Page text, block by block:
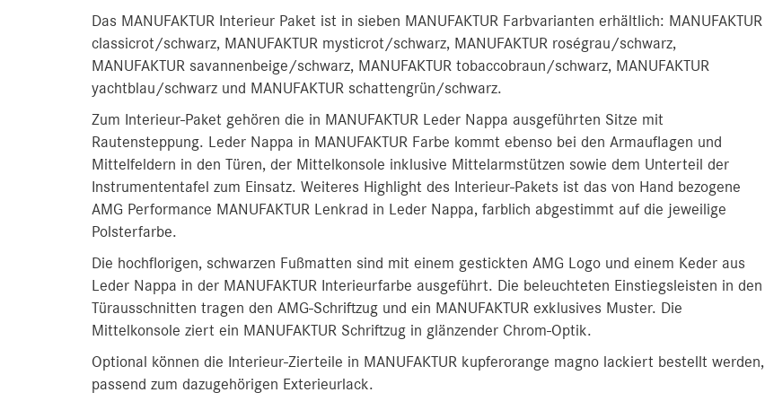
Das MANUFAKTUR Interieur Paket ist in sieben MANUFAKTUR Farbvarianten erhältlich: MANUFAKTUR
classicrot/schwarz, MANUFAKTUR mysticrot/schwarz, MANUFAKTUR roségrau/schwarz,
MANUFAKTUR savannenbeige/schwarz, MANUFAKTUR tobaccobraun/schwarz, MANUFAKTUR
yachtblau/schwarz und MANUFAKTUR schattengrün/schwarz.
Zum Interieur-Paket gehören die in MANUFAKTUR Leder Nappa ausgeführten Sitze mit
Rautensteppung. Leder Nappa in MANUFAKTUR Farbe kommt ebenso bei den Armauflagen und
Mittelfeldern in den Türen, der Mittelkonsole inklusive Mittelarmstützen sowie dem Unterteil der
Instrumententafel zum Einsatz. Weiteres Highlight des Interieur-Pakets ist das von Hand bezogene
AMG Performance MANUFAKTUR Lenkrad in Leder Nappa, farblich abgestimmt auf die jeweilige
Polsterfarbe.
Die hochflorigen, schwarzen Fußmatten sind mit einem gestickten AMG Logo und einem Keder aus
Leder Nappa in der MANUFAKTUR Interieurfarbe ausgeführt. Die beleuchteten Einstiegsleisten in den
Türausschnitten tragen den AMG-Schriftzug und ein MANUFAKTUR exklusives Muster. Die
Mittelkonsole ziert ein MANUFAKTUR Schriftzug in glänzender Chrom-Optik.
Optional können die Interieur-Zierteile in MANUFAKTUR kupferorange magno lackiert bestellt werden,
passend zum dazugehörigen Exterieurlack.